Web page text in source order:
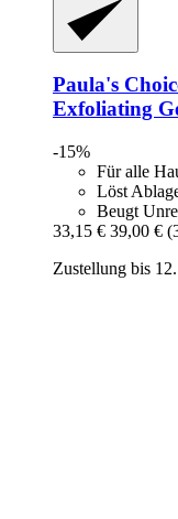
Paula's
Exfoliating
-15%
Für alle
Löst
Beugt
33,15 € 39,00 €
Zustellung bis